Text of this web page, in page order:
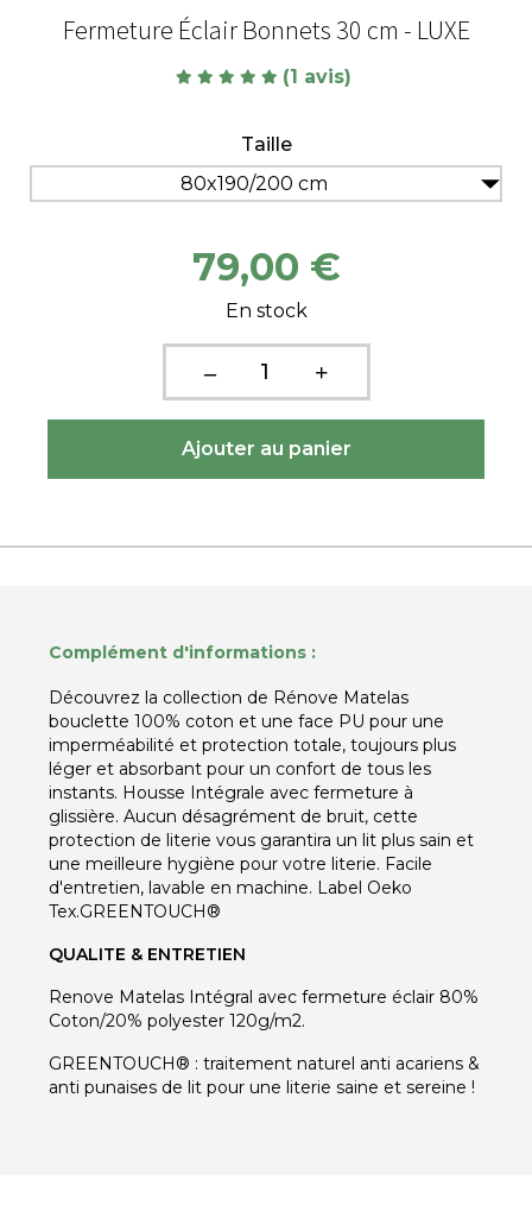
Fermeture Éclair Bonnets 30 cm - LUXE
(1 avis)
Taille
80x190/200 cm
79,00 €
En stock
Complément d'informations :
Découvrez la collection de Rénove Matelas
bouclette 100% coton et une face PU pour une
imperméabilité et protection totale, toujours plus
léger et absorbant pour un confort de tous les
instants. Housse Intégrale avec fermeture à
glissière. Aucun désagrément de bruit, cette
protection de literie vous garantira un lit plus sain et
une meilleure hygiène pour votre literie. Facile
d'entretien, lavable en machine. Label Oeko
Tex.GREENTOUCH®
QUALITE & ENTRETIEN
Renove Matelas Intégral avec fermeture éclair 80%
Coton/20% polyester 120g/m2.
GREENTOUCH® : traitement naturel anti acariens &
anti punaises de lit pour une literie saine et sereine !